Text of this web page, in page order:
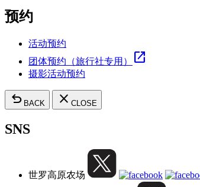
预约
活动预约
团体预约（旅行社专用）
open_in_new
摄影活动预约
undo BACK close CLOSE
SNS
世罗高原农场